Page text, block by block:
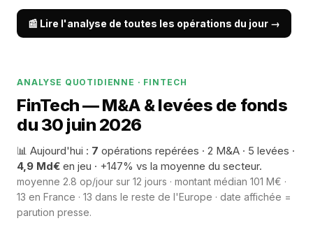
📰 Lire l'analyse de toutes les opérations du jour →
ANALYSE QUOTIDIENNE · FINTECH
FinTech — M&A & levées de fonds
du 30 juin 2026
📊 Aujourd'hui : 7 opérations repérées · 2 M&A · 5 levées ·
4,9 Md€ en jeu · +147% vs la moyenne du secteur.
moyenne 2.8 op/jour sur 12 jours · montant médian 101 M€ ·
13 en France · 13 dans le reste de l'Europe · date affichée =
parution presse.